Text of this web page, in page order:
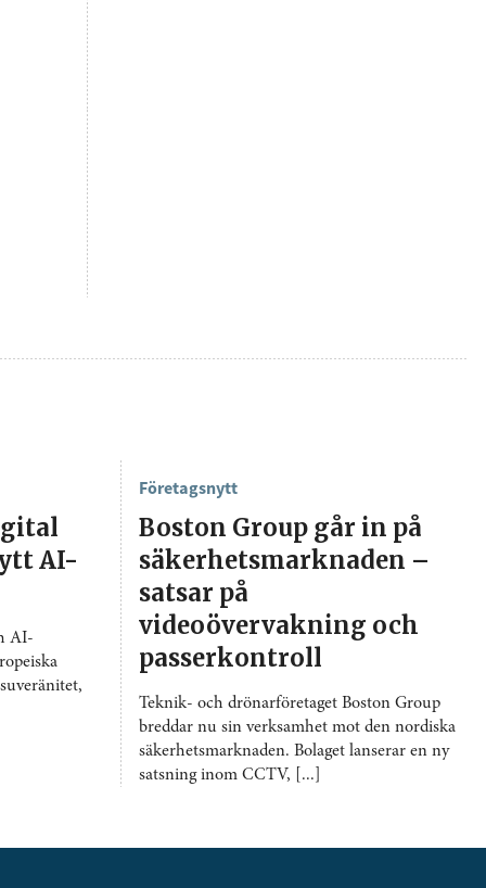
AI-
AI-
Företagsnytt
Boston Group går in på
säkerhetsmarknaden –
satsar på
videoövervakning och
passerkontroll
Teknik- och drönarföretaget Boston Group
breddar nu sin verksamhet mot den nordiska
säkerhetsmarknaden. Bolaget lanserar en ny
satsning inom CCTV, [...]